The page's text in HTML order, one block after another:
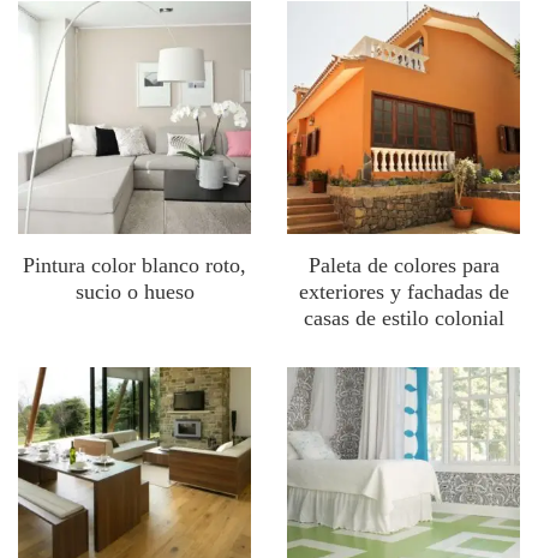
Pintura color blanco roto,
sucio o hueso
Paleta de colores para
exteriores y fachadas de
casas de estilo colonial